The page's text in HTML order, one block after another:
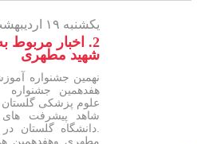
یکشنبه ۱۹ اردیبهشت ۱۳۹۵ -
2. اخبار مربوط
شهید مطهری
نهمین جشنواره
هفدهمین جشنواره
علوم پزشکی گلستان
شاهد پیشرفت های
.دانشگاه گلستان
مطهری وهفدهمین